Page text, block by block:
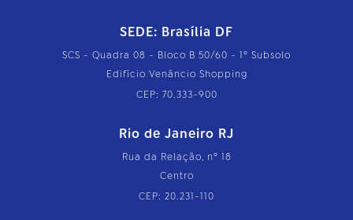
SEDE: Brasília DF
SCS - Quadra 08 - Bloco B 50/60 - 1º Subsolo
Edifício Venâncio Shopping
CEP: 70.333-900
Rio de Janeiro RJ
Rua da Relação, nº 18
Centro
CEP: 20.231-110